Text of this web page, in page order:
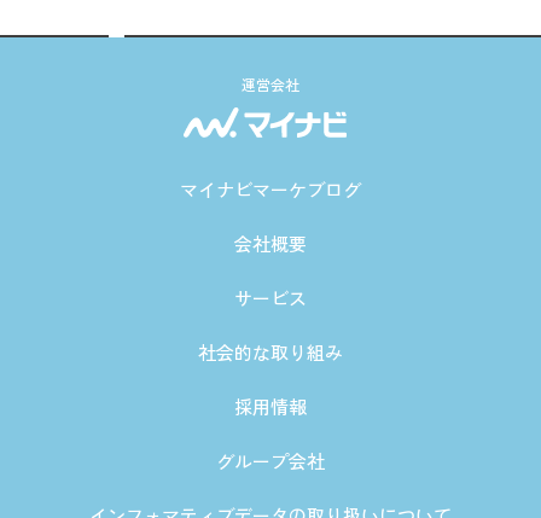
運営会社
マイナビマーケブログ
会社概要
サービス
社会的な取り組み
採用情報
グループ会社